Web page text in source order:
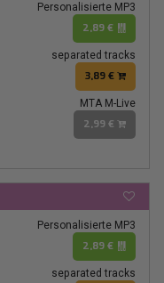
Personalisierte MP3
2,89 €
separated tracks
3,89 €
MTA M-Live
2,99 €
Personalisierte MP3
2,89 €
separated tracks